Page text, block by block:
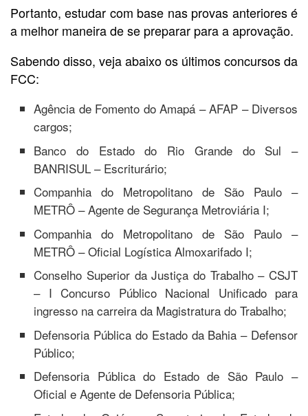
Portanto, estudar com base nas provas anteriores é
a melhor maneira de se preparar para a aprovação.
Sabendo disso, veja abaixo os últimos concursos da
FCC:
Agência de Fomento do Amapá – AFAP – Diversos
cargos;
Banco do Estado do Rio Grande do Sul –
BANRISUL – Escriturário;
Companhia do Metropolitano de São Paulo –
METRÔ – Agente de Segurança Metroviária I;
Companhia do Metropolitano de São Paulo –
METRÔ – Oficial Logística Almoxarifado I;
Conselho Superior da Justiça do Trabalho – CSJT
– I Concurso Público Nacional Unificado para
ingresso na carreira da Magistratura do Trabalho;
Defensoria Pública do Estado da Bahia – Defensor
Público;
Defensoria Pública do Estado de São Paulo –
Oficial e Agente de Defensoria Pública;